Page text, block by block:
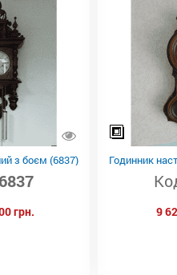
з боєм (6837)
6837
грн.
Годинник
9